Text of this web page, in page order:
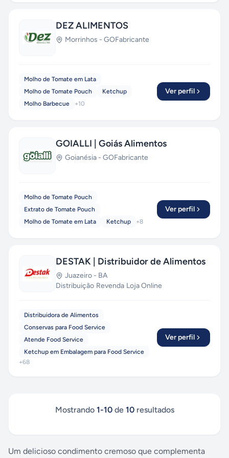
DEZ ALIMENTOS
Morrinhos - GOFabricante
Molho de Tomate em Lata
Molho de Tomate Pouch
Ketchup
Molho Barbecue
+10
Ver perfil
GOIALLI | Goiás Alimentos
Goianésia - GOFabricante
Molho de Tomate Pouch
Extrato de Tomate Pouch
Molho de Tomate em Lata
Ketchup +8
Ver perfil
DESTAK | Distribuidor de Alimentos
Juazeiro - BA
Distribuição·Revenda·Loja Online
Distribuidora de Alimentos
Conservas para Food Service
Atende Food Service
Ketchup em Embalagem para Food Service
+68
Ver perfil
Mostrando 1-10de 10resultados
Um delicioso condimento cremoso que complementa